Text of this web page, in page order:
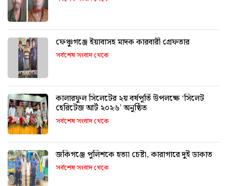
ফেঞ্চুগঞ্জে ইয়াবাসহ মাদক কারবারী গ্রেফতার
সর্বশেষ সংবাদ থেকে
কালারফুল সিলেটের ২য় বর্ষপূর্তি উপলক্ষে ‘সিলেট
হেরিটেজ আর্ট ২০২৬’ অনুষ্ঠিত
সর্বশেষ সংবাদ থেকে
জকিগঞ্জে পুলিশকে হত্যা চেষ্টা, কারাগারে দুই ডাকাত
সর্বশেষ সংবাদ থেকে